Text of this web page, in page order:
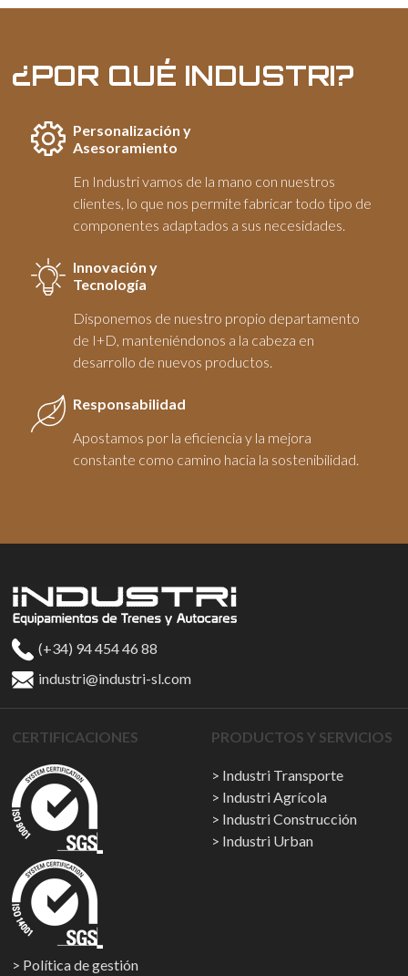
¿POR QUÉ INDUSTRI?
Personalización y
Asesoramiento
En Industri vamos de la mano con nuestros
clientes, lo que nos permite fabricar todo tipo de
componentes adaptados a sus necesidades.
Innovación y
Tecnología
Disponemos de nuestro propio departamento
de I+D, manteniéndonos a la cabeza en
desarrollo de nuevos productos.
Responsabilidad
Apostamos por la eficiencia y la mejora
constante como camino hacia la sostenibilidad.
(+34) 94 454 46 88
industri@industri-sl.com
CERTIFICACIONES
Política de gestión
PRODUCTOS Y SERVICIOS
Industri Transporte
Industri Agrícola
Industri Construcción
Industri Urban